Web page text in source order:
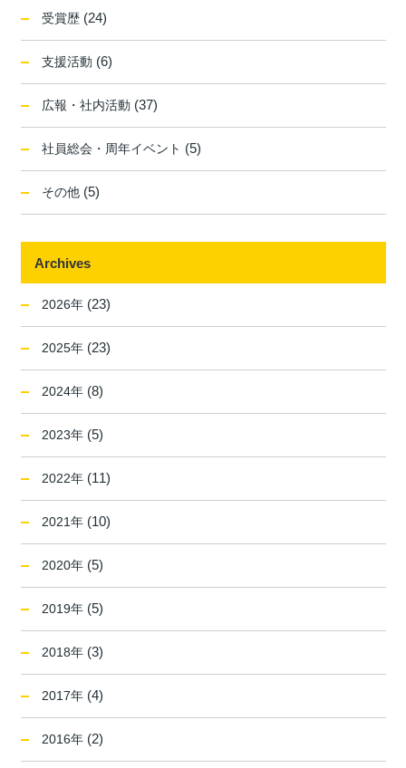
受賞歴 (24)
支援活動 (6)
広報・社内活動 (37)
社員総会・周年イベント (5)
その他 (5)
Archives
2026年 (23)
2025年 (23)
2024年 (8)
2023年 (5)
2022年 (11)
2021年 (10)
2020年 (5)
2019年 (5)
2018年 (3)
2017年 (4)
2016年 (2)